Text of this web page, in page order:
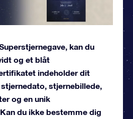
kan du
og et blåt
indeholder dit
stjernebillede,
og en unik
du ikke bestemme dig